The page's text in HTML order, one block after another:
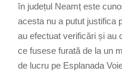
în județul Neamț este
acesta nu a putut justifica
au efectuat verificări și au
ce fusese furată de la un
de lucru pe Esplanada